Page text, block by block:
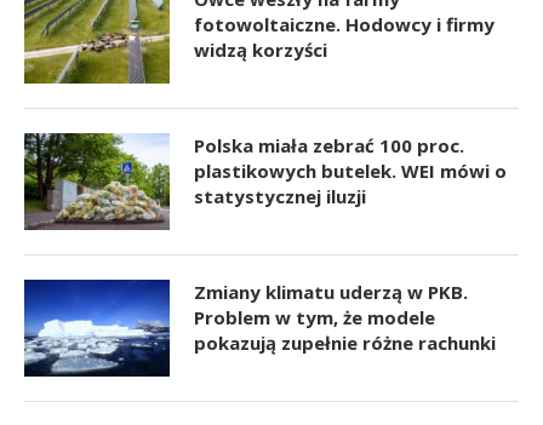
fotowoltaiczne. Hodowcy i firmy
widzą korzyści
Polska miała zebrać 100 proc.
plastikowych butelek. WEI mówi o
statystycznej iluzji
Zmiany klimatu uderzą w PKB.
Problem w tym, że modele
pokazują zupełnie różne rachunki